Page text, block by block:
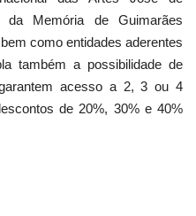
Memória de Guimarães
como entidades aderentes
também a possibilidade de
acesso a 2, 3 ou 4
de 20%, 30% e 40%